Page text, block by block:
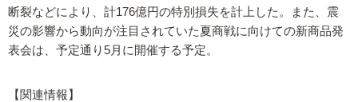
断裂などにより、計176億円の特別損失を計上した。また、震
災の影響から動向が注目されていた夏商戦に向けての新商品発
表会は、予定通り5月に開催する予定。
【関連情報】